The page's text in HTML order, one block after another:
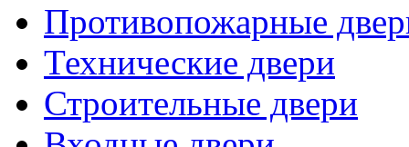
Противопожарные
Технические двери
Строительные двери